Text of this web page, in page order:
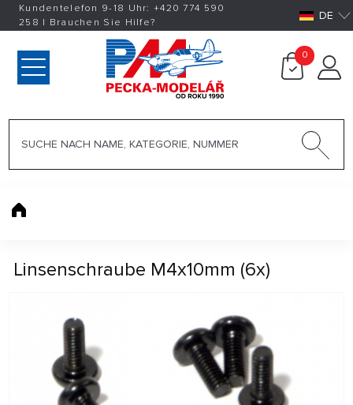
Kundentelefon 9-18 Uhr: +420774 590
258 | Brauchen Sie Hilfe? DE
0
Linsenschraube M4x10mm (6x)